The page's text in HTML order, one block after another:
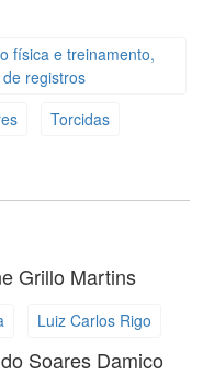
física e treinamento,
registros
Torcidas
Grillo Martins
Luiz Carlos Rigo
Soares Damico